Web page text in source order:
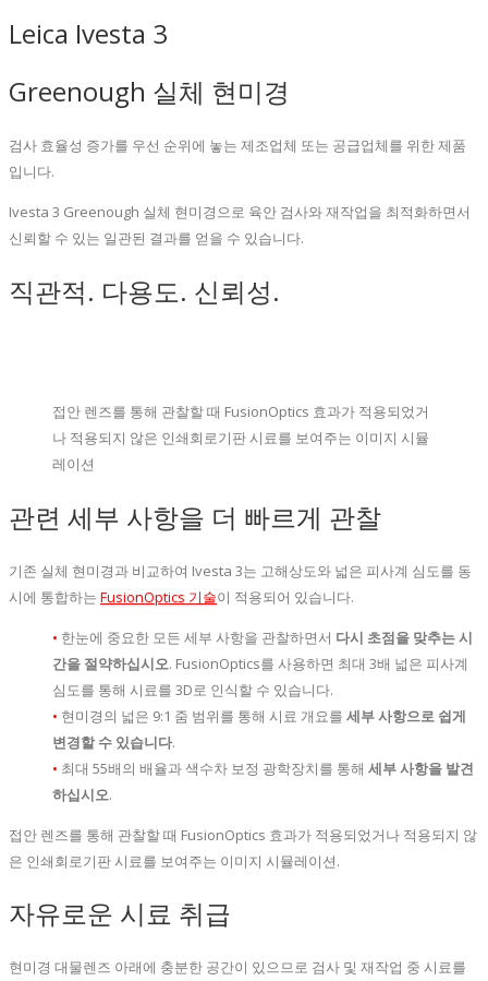
Leica Ivesta 3
Greenough 실체 현미경
검사 효율성 증가를 우선 순위에 놓는 제조업체 또는 공급업체를 위한 제품
입니다.
Ivesta 3 Greenough 실체 현미경으로 육안 검사와 재작업을 최적화하면서
신뢰할 수 있는 일관된 결과를 얻을 수 있습니다.
직관적. 다용도. 신뢰성.
접안 렌즈를 통해 관찰할 때 FusionOptics 효과가 적용되었거
나 적용되지 않은 인쇄회로기판 시료를 보여주는 이미지 시뮬
레이션
관련 세부 사항을 더 빠르게 관찰
기존 실체 현미경과 비교하여 Ivesta 3는 고해상도와 넓은 피사계 심도를 동
시에 통합하는 FusionOptics 기술이 적용되어 있습니다.
• 한눈에 중요한 모든 세부 사항을 관찰하면서 다시 초점을 맞추는 시
간을 절약하십시오. FusionOptics를 사용하면 최대 3배 넓은 피사계
심도를 통해 시료를 3D로 인식할 수 있습니다.
• 현미경의 넓은 9:1 줌 범위를 통해 시료 개요를 세부 사항으로 쉽게
변경할 수 있습니다.
• 최대 55배의 배율과 색수차 보정 광학장치를 통해 세부 사항을 발견
하십시오.
접안 렌즈를 통해 관찰할 때 FusionOptics 효과가 적용되었거나 적용되지 않
은 인쇄회로기판 시료를 보여주는 이미지 시뮬레이션.
자유로운 시료 취급
현미경 대물렌즈 아래에 충분한 공간이 있으므로 검사 및 재작업 중 시료를